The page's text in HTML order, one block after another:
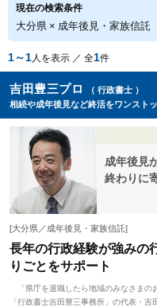
現在の検索条件
大分県 × 成年後見・家族信託
1～1人を表示 ／ 全1件
吉田豊三プロ
（ 行政書士 ）
相続や成年後見など終活をワンスト
成年後見
終わりに
[大分県／成年後見・家族信託]
長年の行政経験が強みの
りごとをサポート
「県庁を退職したら地域のみなさまの
「行政書士吉田豊三事務所」の代表・